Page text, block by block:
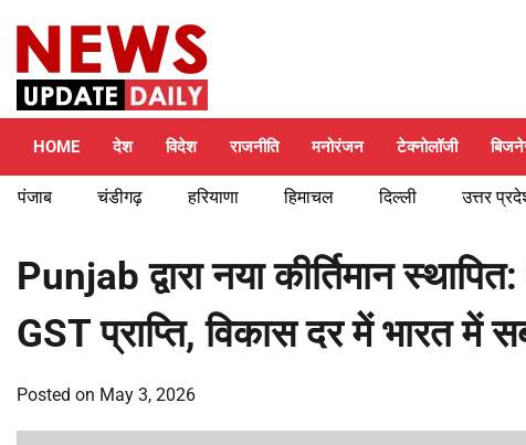
content
HOME देश विदेश राजनीति मनोरंजन टेक्नोलॉजी
पंजाब चंडीगढ़ हरियाणा हिमाचल दिल्ली उत्तर
Punjab द्वारा नया कीर्तिमान
GST प्राप्ति, विकास दर में
Posted on May 3, 2026